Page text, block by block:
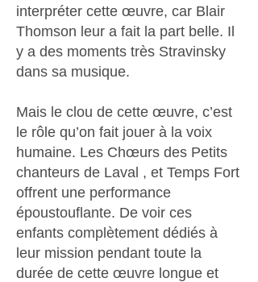
interpréter cette œuvre, car Blair
Thomson leur a fait la part belle. Il
y a des moments très Stravinsky
dans sa musique.
Mais le clou de cette œuvre, c’est
le rôle qu’on fait jouer à la voix
humaine. Les Chœurs des Petits
chanteurs de Laval , et Temps Fort
offrent une performance
époustouflante. De voir ces
enfants complètement dédiés à
leur mission pendant toute la
durée de cette œuvre longue et